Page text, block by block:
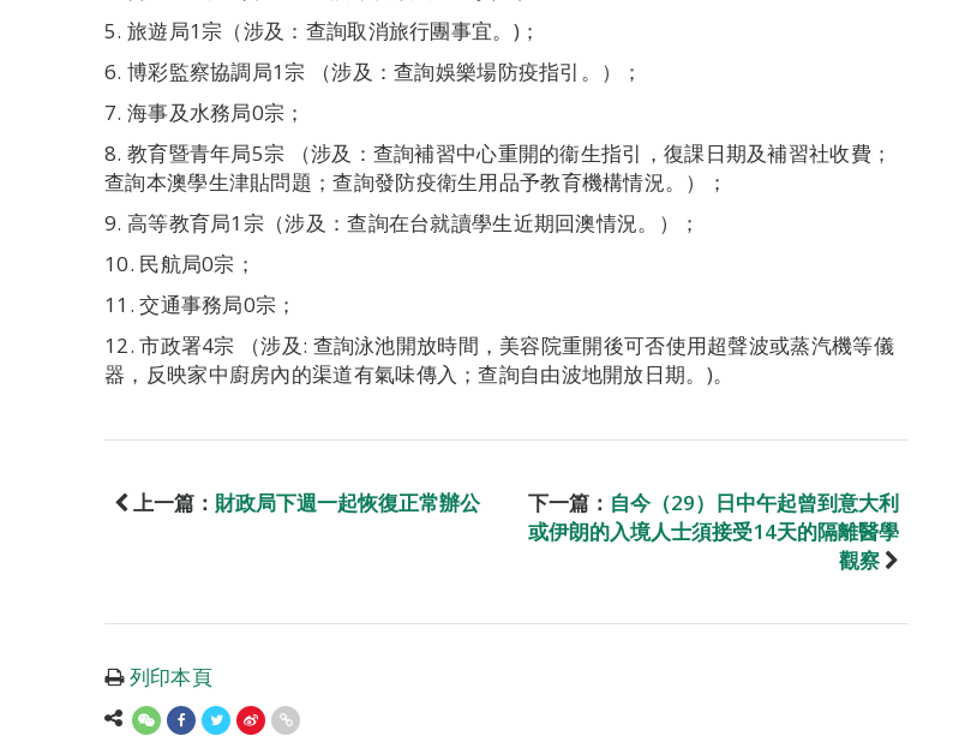
5. 旅遊局1宗（涉及：查詢取消旅行團事宜。)；
6. 博彩監察協調局1宗 （涉及：查詢娛樂場防疫指引。）；
7. 海事及水務局0宗；
8. 教育暨青年局5宗 （涉及：查詢補習中心重開的衞生指引，復課日期及補習社收費；
查詢本澳學生津貼問題；查詢發防疫衛生用品予教育機構情況。）；
9. 高等教育局1宗（涉及：查詢在台就讀學生近期回澳情況。）；
10. 民航局0宗；
11. 交通事務局0宗；
12. 市政署4宗 （涉及: 查詢泳池開放時間，美容院重開後可否使用超聲波或蒸汽機等儀
器，反映家中廚房內的渠道有氣味傳入；查詢自由波地開放日期。)。
上一篇： 財政局下週一起恢復正常辦公 下一篇： 自今（29）日中午起曾到意大利
或伊朗的入境人士須接受14天的隔離醫學
觀察
列印本頁